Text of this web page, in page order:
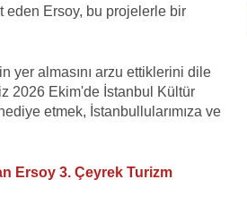
eden Ersoy, bu projelerle bir
yer almasını arzu ettiklerini dile
2026 Ekim'de İstanbul Kültür
etmek, İstanbullularımıza ve
Ersoy 3. Çeyrek Turizm